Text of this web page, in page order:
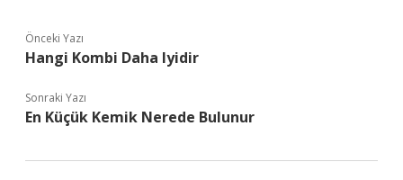
Önceki Yazı
Hangi Kombi Daha Iyidir
Sonraki Yazı
En Küçük Kemik Nerede Bulunur